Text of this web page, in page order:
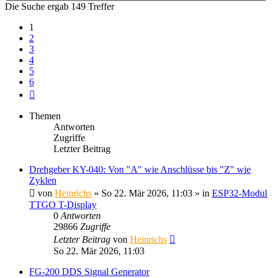
Die Suche ergab 149 Treffer
1
2
3
4
5
6
Themen
Antworten
Zugriffe
Letzter Beitrag
Drehgeber KY-040: Von "A" wie Anschlüsse bis "Z" wie
Zyklen
von Heinrichs » So 22. Mär 2026, 11:03 » in ESP32-Modul
TTGO T-Display
0 Antworten
29866 Zugriffe
Letzter Beitrag von Heinrichs
So 22. Mär 2026, 11:03
FG-200 DDS Signal Generator